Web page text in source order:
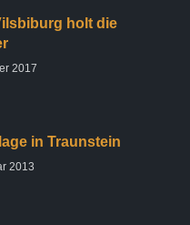
holt die
2017
in Traunstein
2013